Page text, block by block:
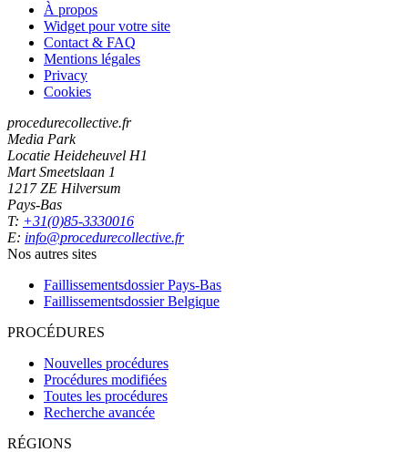
À propos
Widget pour votre site
Contact & FAQ
Mentions légales
Privacy
Cookies
procedurecollective.fr
Media Park
Locatie Heideheuvel H1
Mart Smeetslaan 1
1217 ZE Hilversum
Pays-Bas
T: +31(0)85-3330016
E: info@procedurecollective.fr
Nos autres sites
Faillissementsdossier Pays-Bas
Faillissementsdossier Belgique
PROCÉDURES
Nouvelles procédures
Procédures modifiées
Toutes les procédures
Recherche avancée
RÉGIONS